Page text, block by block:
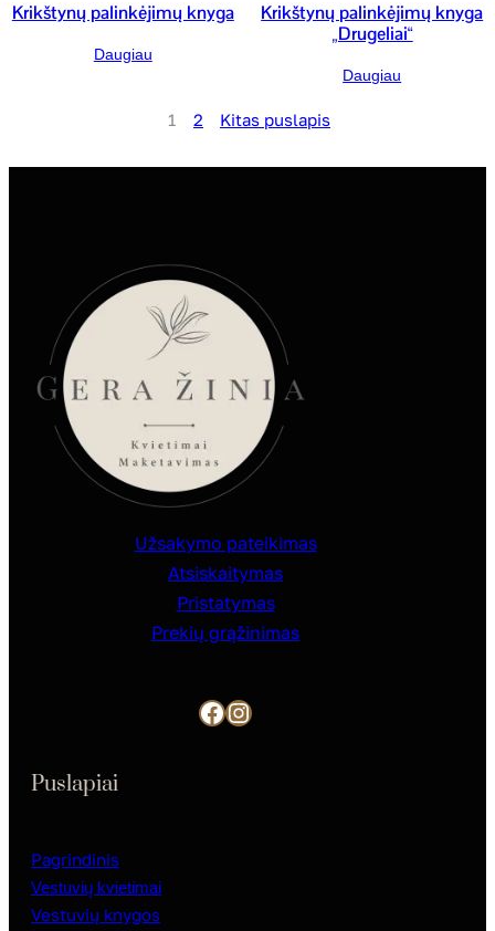
Krikštynų palinkėjimų knyga
Daugiau
Krikštynų palinkėjimų knyga
„Drugeliai“
Daugiau
1 2 Kitas puslapis
Užsakymo pateikimas
Atsiskaitymas
Pristatymas
Prekių grąžinimas
Facebook Instagram
Puslapiai
Pagrindinis
Vestuvių kvietimai
Vestuvių knygos